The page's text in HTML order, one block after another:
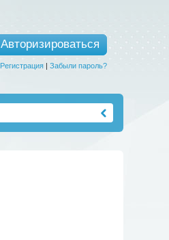
Авторизироваться
Регистрация| Забыли пароль?